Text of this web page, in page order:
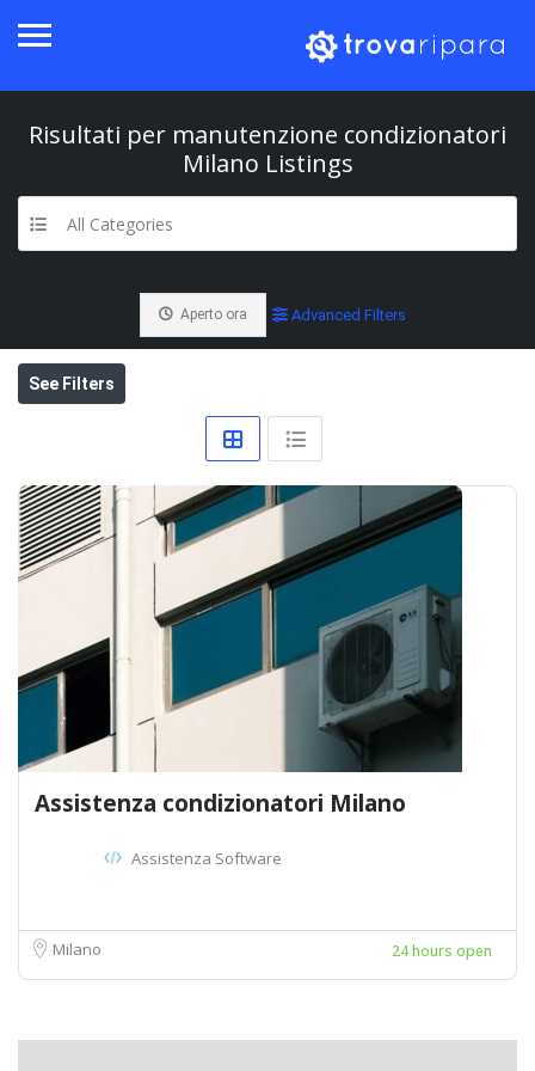
Risultati per manutenzione condizionatori
Milano Listings
All Categories
Aperto ora Advanced Filters
See Filters
Assistenza condizionatori Milano
Assistenza Software
Milano 24 hours open